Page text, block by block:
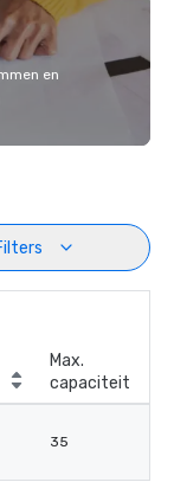
en
Max.
capaciteit
35